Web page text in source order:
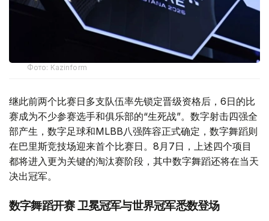
Фото: Kazinform
继此前两个比赛日多支队伍率先锁定晋级资格后，6日的比
赛成为不少参赛选手和俱乐部的“生死战”。数字射击四强全
部产生，数字足球和MLBB八强阵容正式确定，数字舞蹈则
在巴里斯竞技场迎来首个比赛日。8月7日，上述四个项目
都将进入更为关键的淘汰赛阶段，其中数字舞蹈还将在当天
决出冠军。
数字舞蹈开赛 卫冕冠军与世界冠军悉数登场